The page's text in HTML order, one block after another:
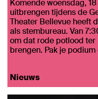
Komende woensdag,
uitbrengen tijdens de
Theater Bellevue heeft
als stembureau. Van
om dat rode potlood ter
brengen. Pak je
Nieuws